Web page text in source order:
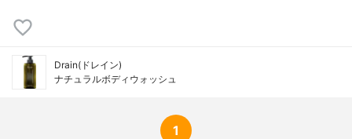
Drain(ドレイン)
ナチュラルボディウォッシュ
1